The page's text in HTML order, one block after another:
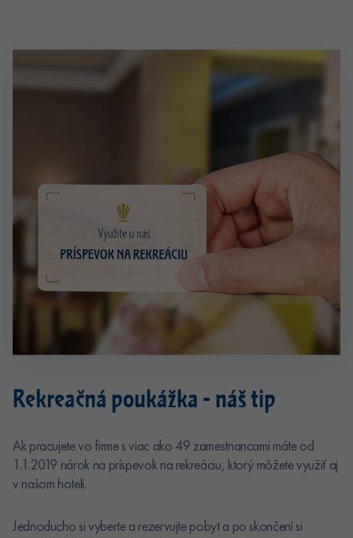
Rekreačná poukážka - náš tip
Ak pracujete vo firme s viac ako 49 zamestnancami máte od
1.1.2019 nárok na príspevok na rekreáciu, ktorý môžete využiť aj
v našom hoteli.
Jednoducho si vyberte a rezervujte pobyt a po skončení si